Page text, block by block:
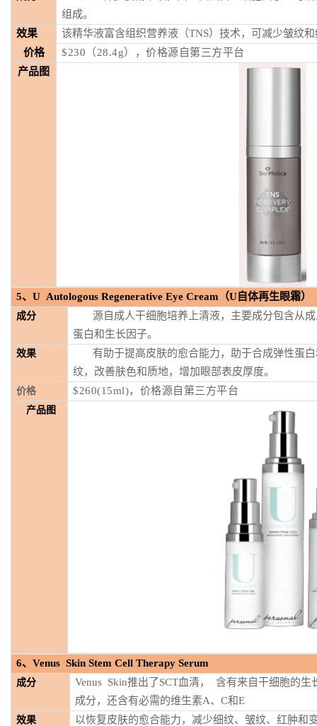
组成。
效果
该精华液富含组织营养液（TNS）技术，可减少皱纹
价格
$230（28.4g），价格源自第三方平台
产品图
5、U Autologous Regenerative Eye Cream（U自体再生眼霜）
成分
源自成人干细胞培养上清液，主要成分包含从
蛋白和生长因子。
效果
有助于提高皮肤的愈合能力，助于合成弹性蛋
纹，改善肤色和质地，增加眼部表皮厚度。
价格 $260(15ml)， 价格源自第三方平台
产品图
6、 Venus Skin Stem Cell Therapy Serum
成分
Venus Skin推出了SCT血清， 含有来自干细胞的
成分，还含有必需的维生素A、C和E
效果
以恢复皮肤的愈合能力，减少细纹、皱纹、红肿和